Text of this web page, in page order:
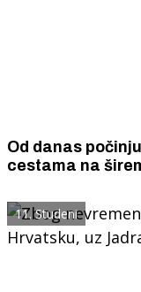
Od danas
cestama na
11. Studeni